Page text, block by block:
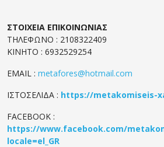
ΣΤΟΙΧΕΙΑ ΕΠΙΚΟΙΝΩΝΙΑΣ
ΤΗΛΕΦΩΝΟ : 2108322409
KINHTΟ : 6932529254
EMAIL : metafores@hotmail.com
ΙΣΤΟΣΕΛΙΔΑ : https://metakomiseis-
FACEBOOK :
https://www.facebook.com/
locale=el_GR